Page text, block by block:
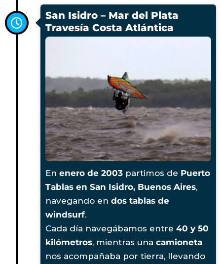
San Isidro – Mar del Plata
Travesía Costa Atlántica
En enero de 2003 partimos de Puerto
Tablas en San Isidro, Buenos Aires,
navegando en dos tablas de
windsurf.
Cada día navegábamos entre 40 y 50
kilómetros, mientras una camioneta
nos acompañaba por tierra, llevando